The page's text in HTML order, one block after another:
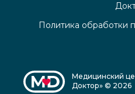
Политика обработки
Медицинский
Доктор» © 2026